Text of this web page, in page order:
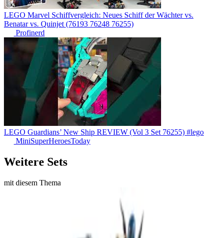
LEGO Marvel Schiffvergleich: Neues Schiff der Wächter vs.
Benatar vs. Quinjet (76193 76248 76255)
Profinerd
LEGO Guardians’ New Ship REVIEW (Vol 3 Set 76255) #lego
MiniSuperHeroesToday
Weitere Sets
mit diesem Thema